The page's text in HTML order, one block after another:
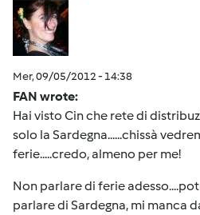
Mer, 09/05/2012 - 14:38
FAN wrote:
Hai visto Cin che rete di
solo la Sardegna......chissà
ferie.....credo, almeno per me!
Non parlare di ferie
parlare di Sardegna, mi manca